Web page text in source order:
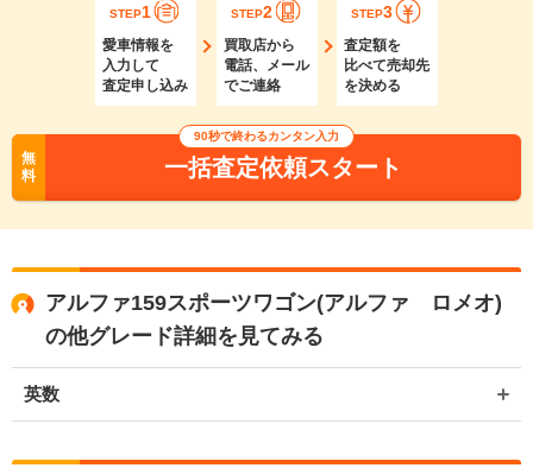
STEP1
愛車情報を
入力して
査定申し込み
STEP2
買取店から
電話、メール
でご連絡
STEP3
査定額を
比べて売却先
を決める
無
料
90秒で終わるカンタン入力
一括査定依頼スタート
アルファ159スポーツワゴン(アルファ ロメオ)
の他グレード詳細を見てみる
英数